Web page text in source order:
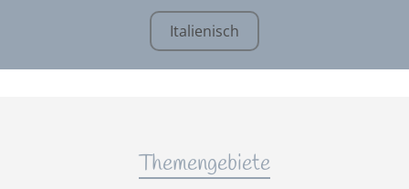
Italienisch
Themengebiete